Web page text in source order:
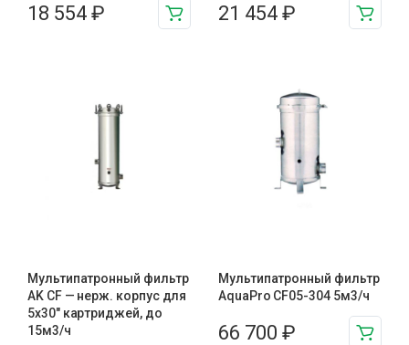
18 554 ₽ 21 454 ₽
Мультипатронный фильтр
AK CF — нерж. корпус для
5х30″ картриджей, до
15м3/ч
Мультипатронный фильтр
AquaPro CF05-304 5м3/ч
66 700 ₽